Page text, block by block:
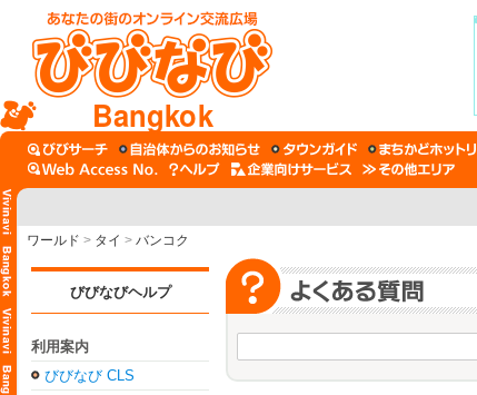
Bangkok
ワールド > タイ > バンコク
びびなびヘルプ
利用案内
びびなび CLS